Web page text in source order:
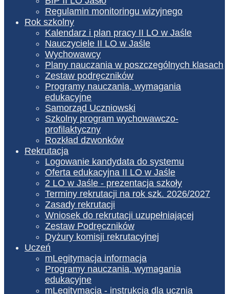
Regulamin monitoringu wizyjnego
Rok szkolny
Kalendarz i plan pracy II LO w Jaśle
Nauczyciele II LO w Jaśle
Wychowawcy
Plany nauczania w poszczególnych klasach
Zestaw podręczników
Programy nauczania, wymagania
edukacyjne
Samorząd Uczniowski
Szkolny program wychowawczo-
profilaktyczny
Rozkład dzwonków
Rekrutacja
Logowanie kandydata do systemu
Oferta edukacyjna II LO w Jaśle
2 LO w Jaśle - prezentacja szkoły
Terminy rekrutacji na rok szk. 2026/2027
Zasady rekrutacji
Wniosek do rekrutacji uzupełniającej
Zestaw Podręczników
Dyżury komisji rekrutacyjnej
Uczeń
mLegitymacja informacja
Programy nauczania, wymagania
edukacyjne
mLegitymacja - instrukcja dla ucznia